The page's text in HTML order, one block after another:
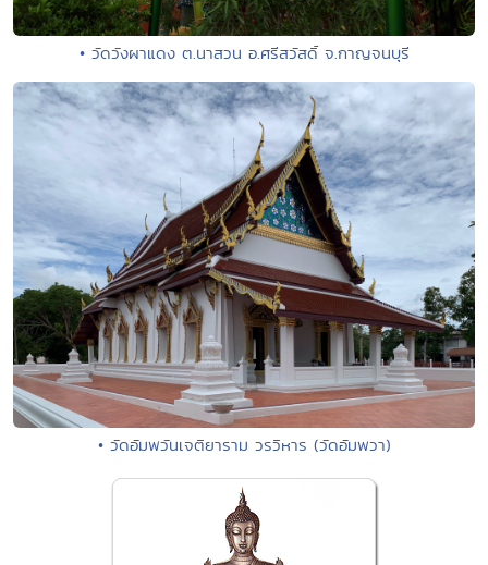
• วัดวังผาแดง ต.นาสวน อ.ศรีสวัสดิ์ จ.กาญจนบุรี
• วัดอัมพวันเจติยาราม วรวิหาร (วัดอัมพวา)